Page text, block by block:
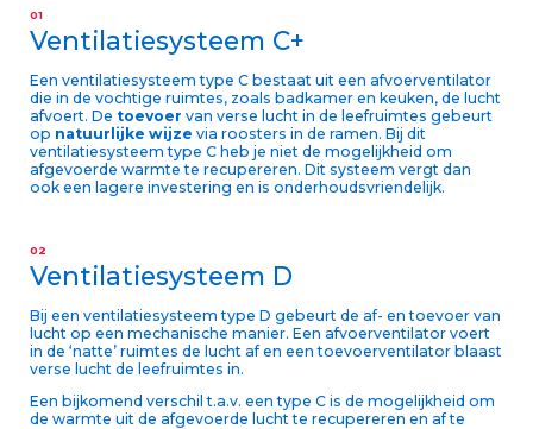
01
Ventilatiesysteem C+
Een ventilatiesysteem type C bestaat uit een afvoerventilator
die in de vochtige ruimtes, zoals badkamer en keuken, de lucht
afvoert. De toevoer van verse lucht in de leefruimtes gebeurt
op natuurlijke wijze via roosters in de ramen. Bij dit
ventilatiesysteem type C heb je niet de mogelijkheid om
afgevoerde warmte te recupereren. Dit systeem vergt dan
ook een lagere investering en is onderhoudsvriendelijk.
02
Ventilatiesysteem D
Bij een ventilatiesysteem type D gebeurt de af- en toevoer van
lucht op een mechanische manier. Een afvoerventilator voert
in de ‘natte’ ruimtes de lucht af en een toevoerventilator blaast
verse lucht de leefruimtes in.
Een bijkomend verschil t.a.v. een type C is de mogelijkheid om
de warmte uit de afgevoerde lucht te recupereren en af te